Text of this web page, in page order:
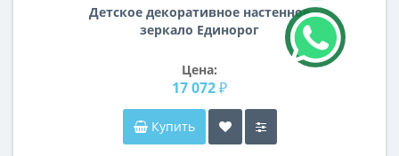
Детское декоративное настенное
зеркало Единорог
Цена:
17 072 ₽
Купить